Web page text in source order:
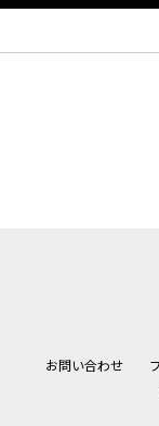
お問い合わせ